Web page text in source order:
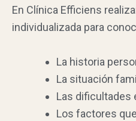
En Clínica Efficiens
individualizada para
La historia
La situación
Las dificultades
Los factores